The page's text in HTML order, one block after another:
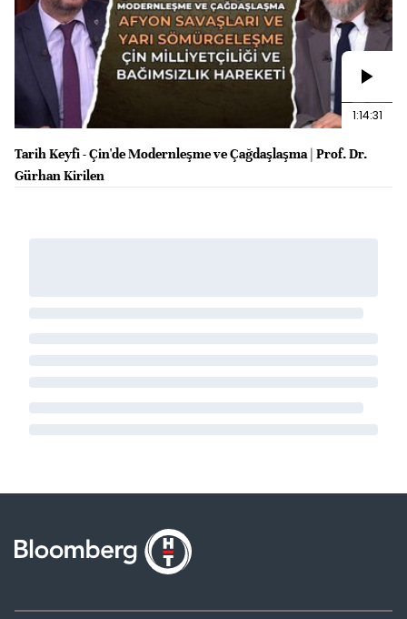
1:14:31
Tarih Keyfi - Çin'de Modernleşme ve Çağdaşlaşma | Prof. Dr.
Gürhan Kirilen